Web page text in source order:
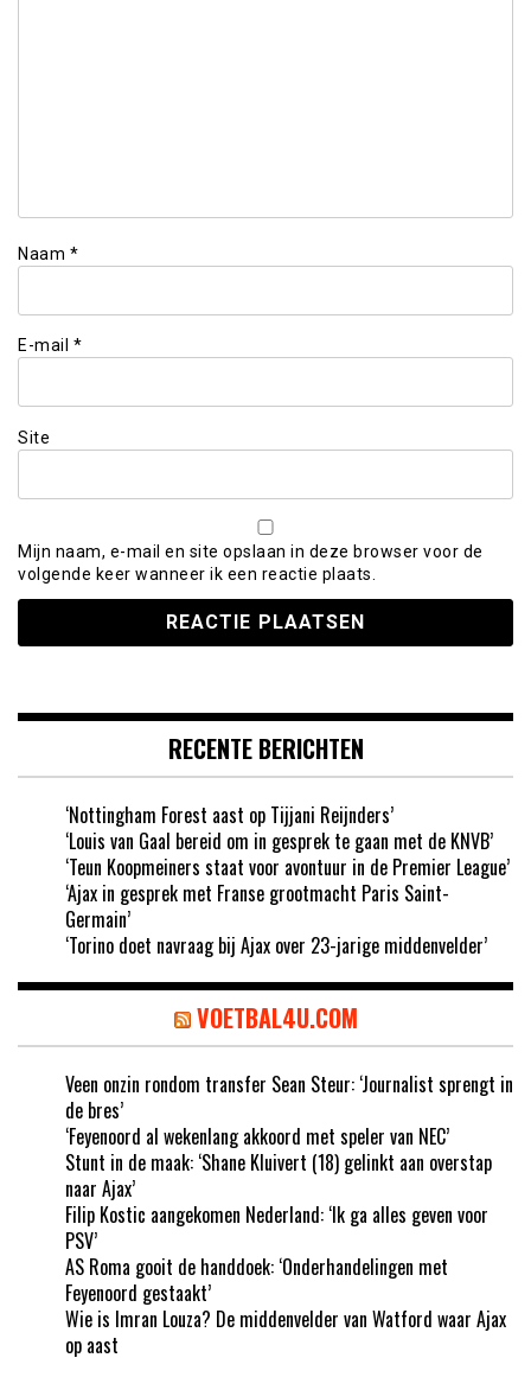
Naam *
E-mail *
Site
Mijn naam, e-mail en site opslaan in deze browser voor de
volgende keer wanneer ik een reactie plaats.
RECENTE BERICHTEN
‘Nottingham Forest aast op Tijjani Reijnders’
‘Louis van Gaal bereid om in gesprek te gaan met de KNVB’
‘Teun Koopmeiners staat voor avontuur in de Premier League’
‘Ajax in gesprek met Franse grootmacht Paris Saint-
Germain’
‘Torino doet navraag bij Ajax over 23-jarige middenvelder’
VOETBAL4U.COM
Veen onzin rondom transfer Sean Steur: ‘Journalist sprengt in
de bres’
‘Feyenoord al wekenlang akkoord met speler van NEC’
Stunt in de maak: ‘Shane Kluivert (18) gelinkt aan overstap
naar Ajax’
Filip Kostic aangekomen Nederland: ‘Ik ga alles geven voor
PSV’
AS Roma gooit de handdoek: ‘Onderhandelingen met
Feyenoord gestaakt’
Wie is Imran Louza? De middenvelder van Watford waar Ajax
op aast